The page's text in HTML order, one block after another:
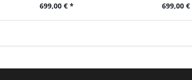
699,00 € * 699,00